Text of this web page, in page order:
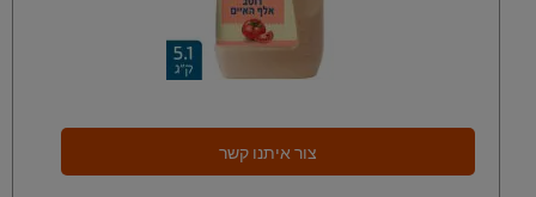
צור איתנו קשר